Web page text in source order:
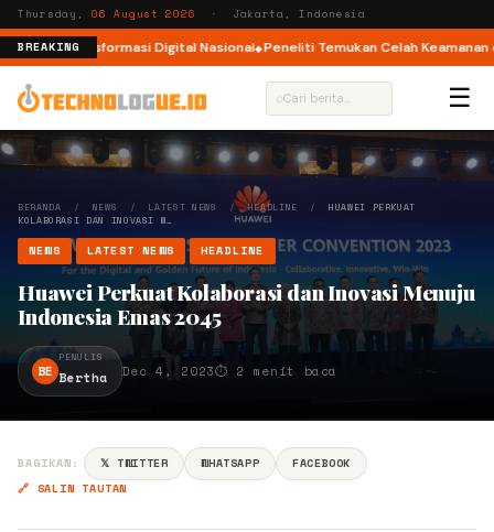
Thursday,06 August 2026 · Jakarta, Indonesia
BREAKING
Transformasi Digital Nasional Peneliti Temukan Celah Keamanan di
⌕ ☰
BERANDA / NEWS / LATEST NEWS /HEADLINE /HUAWEI PERKUAT
KOLABORASI DAN INOVASI M…
NEWS LATEST NEWS HEADLINE
Huawei Perkuat Kolaborasi dan Inovasi Menuju
Indonesia Emas 2045
BE
PENULIS
Bertha Dec 4, 2023⏱ 2 menit baca
BAGIKAN: 𝕏 TWITTER WHATSAPP
FACEBOOK
🔗 SALIN TAUTAN